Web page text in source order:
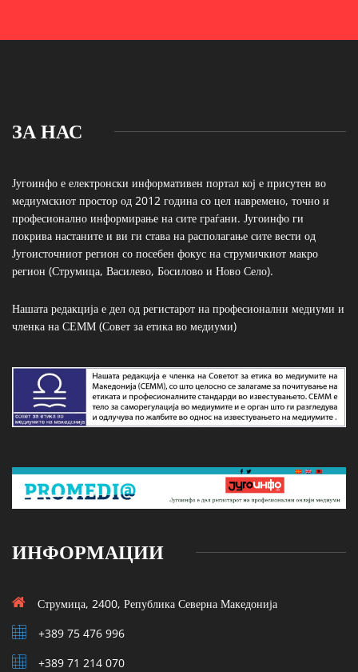
ЗА НАС
Југоинфо е електронски информативен портал кој е присутен во
медиумскиот простор од 2012 година со цел навремено, точно и
професионално информирање на сите граѓани. Југоинфо ги
покрива настаните и ви ги става на располагање сите вести од
Југоисточниот регион со посебен фокус на струмичкиот макро
регион (Струмица, Василево, Босилово и Ново Село).
Нашата редакција е дел од регистарот на професионални медиуми и
членка на СЕММ (Совет за етика во медиуми)
ИНФОРМАЦИИ
Струмица, 2400, Република Северна Македонија
+389 75 476 996
+389 71 214 070